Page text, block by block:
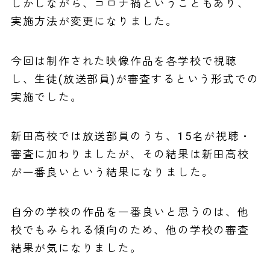
しかしながら、コロナ禍ということもあり、
実施方法が変更になりました。
今回は制作された映像作品を各学校で視聴
し、生徒(放送部員)が審査するという形式での
実施でした。
新田高校では放送部員のうち、15名が視聴・
審査に加わりましたが、その結果は新田高校
が一番良いという結果になりました。
自分の学校の作品を一番良いと思うのは、他
校でもみられる傾向のため、他の学校の審査
結果が気になりました。